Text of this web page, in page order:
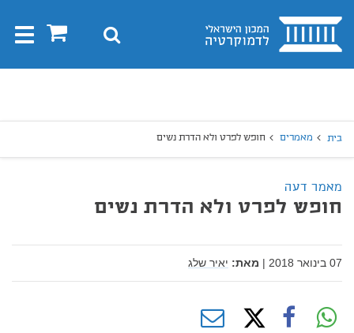
בית 0 חיפוש
בית מאמרים חופש לפרט ולא הדרת נשים
מאמר דעה
חופש לפרט ולא הדרת נשים
07 בינואר 2018 | מאת: יאיר שלג